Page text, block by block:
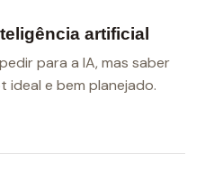
artificial
para a IA, mas saber
e bem planejado.